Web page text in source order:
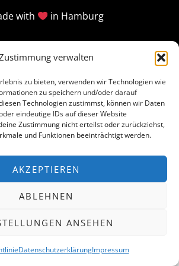
verwalten
zu bieten, verwenden wir Technologien wie
zu speichern und/oder darauf
Technologien zustimmst, können wir Daten
eindeutige IDs auf dieser Website
Zustimmung nicht erteilst oder zurückziehst,
und Funktionen beeinträchtigt werden.
AKZEPTIEREN
ABLEHNEN
ANSEHEN
DatenschutzerklärungImpressum
with in Hamburg